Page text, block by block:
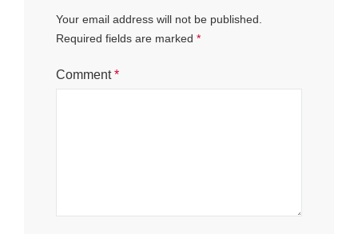
Your email address will not be published.
Required fields are marked *
Comment*